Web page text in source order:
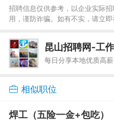
招聘信息仅供参考，以企业实际
用，谨防诈骗。如有不实，请立即
昆山招聘网-工
每日分享本地优质高
相似职位
焊工（五险一金+包吃）